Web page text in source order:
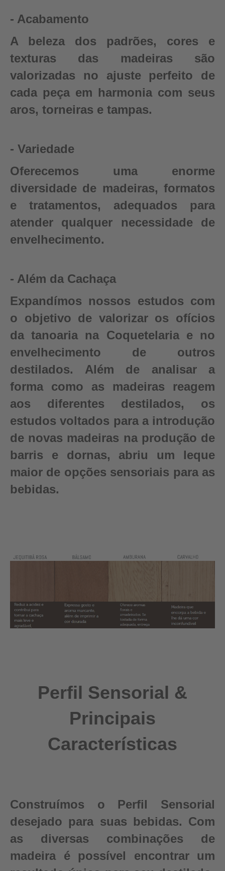
- Acabamento
A beleza dos padrões, cores e
texturas das madeiras são
valorizadas no ajuste perfeito de
cada peça em harmonia com seus
aros, torneiras e tampas.
- Variedade
Oferecemos uma enorme
diversidade de madeiras, formatos
e tratamentos, adequados para
atender qualquer necessidade de
envelhecimento.
- Além da Cachaça
Expandímos nossos estudos com
o objetivo de valorizar os ofícios
da tanoaria na Coquetelaria e no
envelhecimento de outros
destilados. Além de analisar a
forma como as madeiras reagem
aos diferentes destilados, os
estudos voltados para a introdução
de novas madeiras na produção de
barris e dornas, abriu um leque
maior de opções sensoriais para as
bebidas.
Perfil Sensorial &
Principais
Características
Construímos o Perfil Sensorial
desejado para suas bebidas. Com
as diversas combinações de
madeira é possível encontrar um